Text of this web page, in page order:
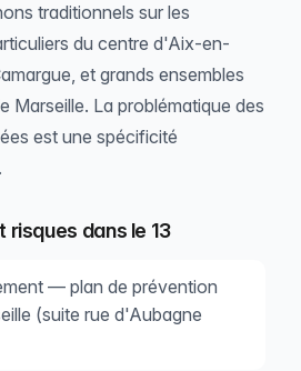
traditionnels sur les
du centre d'Aix-en-
et grands ensembles
Marseille. La problématique des
est une spécificité
risques dans le 13
— plan de prévention
(suite rue d'Aubagne